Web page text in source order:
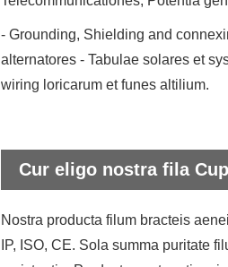
- Grounding, Shielding and
alternatores - Tabulae solares et
wiring loricarum et funes altilium.
Cur eligo nostra fila
Nostra producta filum bracteis
IP, ISO, CE. Sola summa puritate